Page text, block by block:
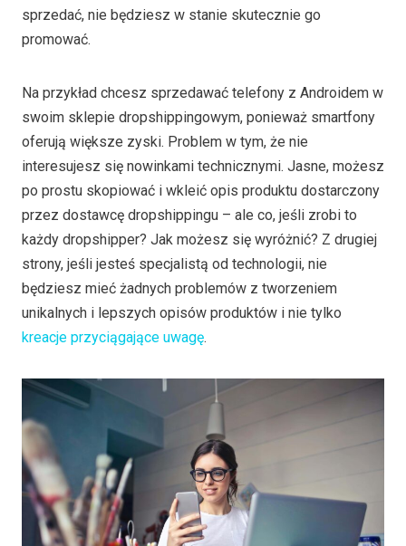
sprzedać, nie będziesz w stanie skutecznie go
promować.
Na przykład chcesz sprzedawać telefony z Androidem w
swoim sklepie dropshippingowym, ponieważ smartfony
oferują większe zyski. Problem w tym, że nie
interesujesz się nowinkami technicznymi. Jasne, możesz
po prostu skopiować i wkleić opis produktu dostarczony
przez dostawcę dropshippingu – ale co, jeśli zrobi to
każdy dropshipper? Jak możesz się wyróżnić? Z drugiej
strony, jeśli jesteś specjalistą od technologii, nie
będziesz mieć żadnych problemów z tworzeniem
unikalnych i lepszych opisów produktów i nie tylko
kreacje przyciągające uwagę.